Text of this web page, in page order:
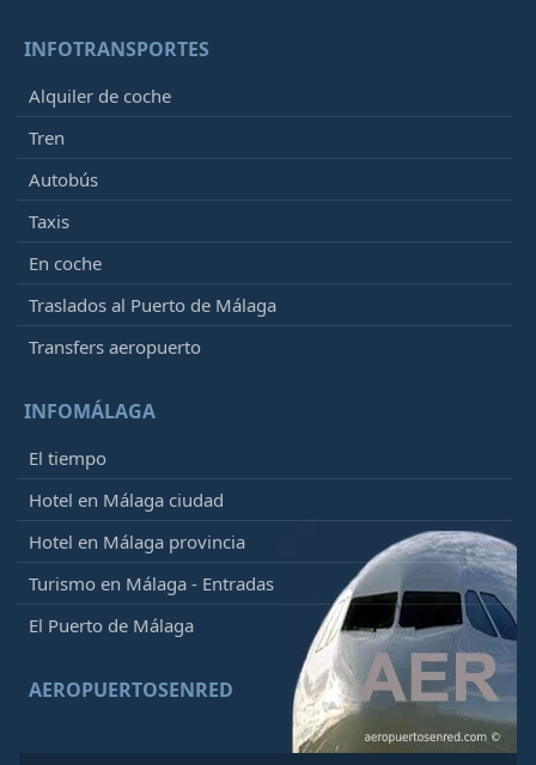
INFOTRANSPORTES
Alquiler de coche
Tren
Autobús
Taxis
En coche
Traslados al Puerto de Málaga
Transfers aeropuerto
INFOMÁLAGA
El tiempo
Hotel en Málaga ciudad
Hotel en Málaga provincia
Turismo en Málaga - Entradas
El Puerto de Málaga
AEROPUERTOSENRED